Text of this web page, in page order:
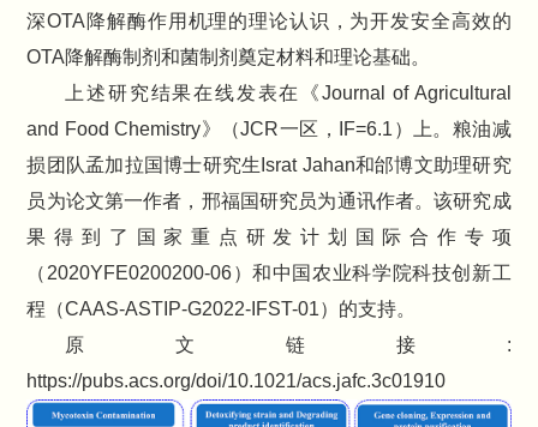
深OTA降解酶作用机理的理论认识，为开发安全高效的
OTA降解酶制剂和菌制剂奠定材料和理论基础。
上述研究结果在线发表在《Journal of Agricultural
and Food Chemistry》（JCR一区，IF=6.1）上。粮油减
损团队孟加拉国博士研究生Israt Jahan和邰博文助理研究
员为论文第一作者，邢福国研究员为通讯作者。该研究成
果得到了国家重点研发计划国际合作专项
（2020YFE0200200-06）和中国农业科学院科技创新工
程（CAAS-ASTIP-G2022-IFST-01）的支持。
原文链接:
https://pubs.acs.org/doi/10.1021/acs.jafc.3c01910